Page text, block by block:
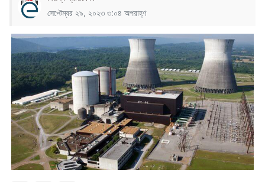
সেপ্টেম্বর ২৯, ২০২৩ ৩:০৪ অপরাহ্ণ